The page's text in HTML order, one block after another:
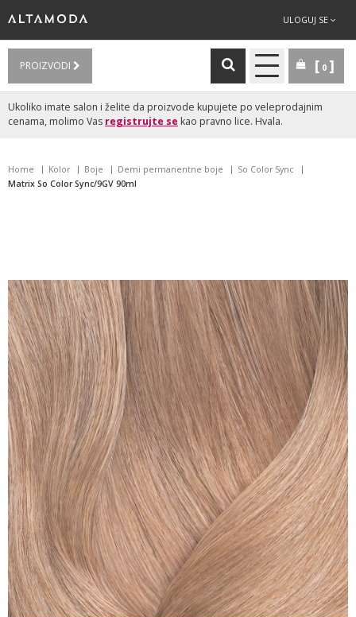
ULOGUJ SE
PROIZVODI 0
Ukoliko imate salon i želite da proizvode kupujete po veleprodajnim
cenama, molimo Vas registrujte se kao pravno lice. Hvala.
Home Kolor Boje Demi permanentne boje
So Color Sync
Matrix So Color Sync/9GV 90ml